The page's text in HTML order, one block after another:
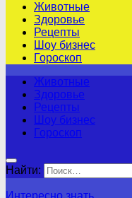
Животные
Здоровье
Рецепты
Шоу бизнес
Гороскоп
Животные
Здоровье
Рецепты
Шоу бизнес
Гороскоп
Найти:
Интересно знать